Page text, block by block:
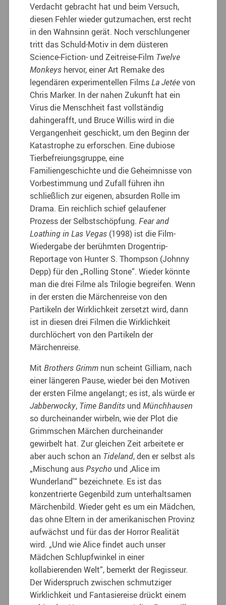
Verdacht gebracht hat und beim Versuch,
diesen Fehler wieder gutzumachen, erst recht
in den Wahnsinn gerät. Noch verschlungener
tritt das Schuld-Motiv in dem düsteren
Science-Fiction- und Zeitreise-Film Twelve
Monkeys hervor, einer Art Remake des
legendären experimentellen FilmsLa Jetéevon
Chris Marker. In der nahen Zukunft hat ein
Virus die Menschheit fast vollständig
dahingerafft, und Bruce Willis wird in die
Vergangenheit geschickt, um den Beginn der
Katastrophe zu erforschen. Eine dubiose
Tierbefreiungsgruppe, eine
Familiengeschichte und die Geheimnisse von
Vorbestimmung und Zufall führen ihn
schließlich zur eigenen, absurden Rolle im
Drama. Ein reichlich schief gelaufener
Prozess der Selbstschöpfung.Fear and
Loathing in Las Vegas (1998) ist die Film-
Wiedergabe der berühmten Drogentrip-
Reportage von Hunter S. Thompson (Johnny
Depp) für den „Rolling Stone“. Wieder könnte
man die drei Filme als Trilogie begreifen. Wenn
in der ersten die Märchenreise von den
Partikeln der Wirklichkeit zersetzt wird, dann
ist in diesen drei Filmen die Wirklichkeit
durchlöchert von den Partikeln der
Märchenreise.
MitBrothers Grimm nun scheint Gilliam, nach
einer längeren Pause, wieder bei den Motiven
der ersten Filme angelangt; es ist, als würde er
Jabberwocky, Time Bandits undMünchhausen
so durcheinander wirbeln, wie der Plot die
Grimmschen Märchen durcheinander
gewirbelt hat. Zur gleichen Zeit arbeitete er
aber auch schon an Tideland, den er selbst als
„Mischung ausPsycho und ‚Alice im
Wunderland'“ bezeichnete. Es ist das
konzentrierte Gegenbild zum unterhaltsamen
Märchenbild. Wieder geht es um ein Mädchen,
das ohne Eltern in der amerikanischen Provinz
aufwächst und für das der Horror Realität
wird. „Und wie Alice findet auch unser
Mädchen Schlupfwinkel in einer
kollabierenden Welt“, bemerkt der Regisseur.
Der Widerspruch zwischen schmutziger
Wirklichkeit und Fantasiereise drückt einem